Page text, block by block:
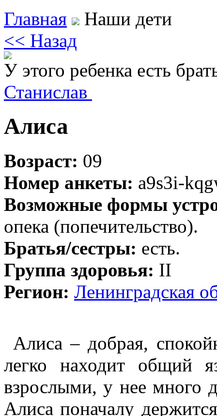
Главная
Наши дети
<< Назад
У этого ребенка есть
Станислав
Алиса
Возраст: 09
Номер анкеты: a9s3i-
Возможные формы
опека (попечительство).
Братья/сестры: есть.
Группа здоровья: II
Регион: Ленинградская
Алиса – добрая,
легко находит общий
взрослыми, у нее много
Алиса поначалу